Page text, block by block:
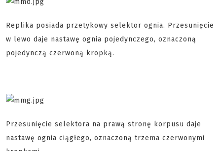
Replika posiada przetykowy selektor ognia. Przesunięcie
w lewo daje nastawę ognia pojedynczego, oznaczoną
pojedynczą czerwoną kropką.
Przesunięcie selektora na prawą stronę korpusu daje
nastawę ognia ciągłego, oznaczoną trzema czerwonymi